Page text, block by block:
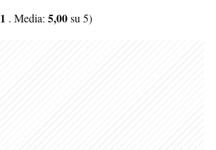
1 . Media: 5,00su 5)